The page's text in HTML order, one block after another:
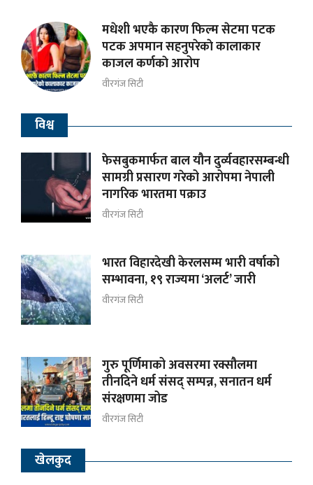
मधेशी भएकै कारण फिल्म सेटमा पटक
पटक अपमान सहनुपरेकाे कालाकार
काजल कर्णकाे आरोप
वीरगंज सिटी
विश्व
फेसबुकमार्फत बाल यौन दुर्व्यवहारसम्बन्धी
सामग्री प्रसारण गरेको आरोपमा नेपाली
नागरिक भारतमा पक्राउ
वीरगंज सिटी
भारत विहारदेखी केरलसम्म भारी वर्षाको
सम्भावना, १९ राज्यमा ‘अलर्ट’ जारी
वीरगंज सिटी
गुरु पूर्णिमाको अवसरमा रक्सौलमा
तीनदिने धर्म संसद् सम्पन्न, सनातन धर्म
संरक्षणमा जोड
वीरगंज सिटी
खेलकुद